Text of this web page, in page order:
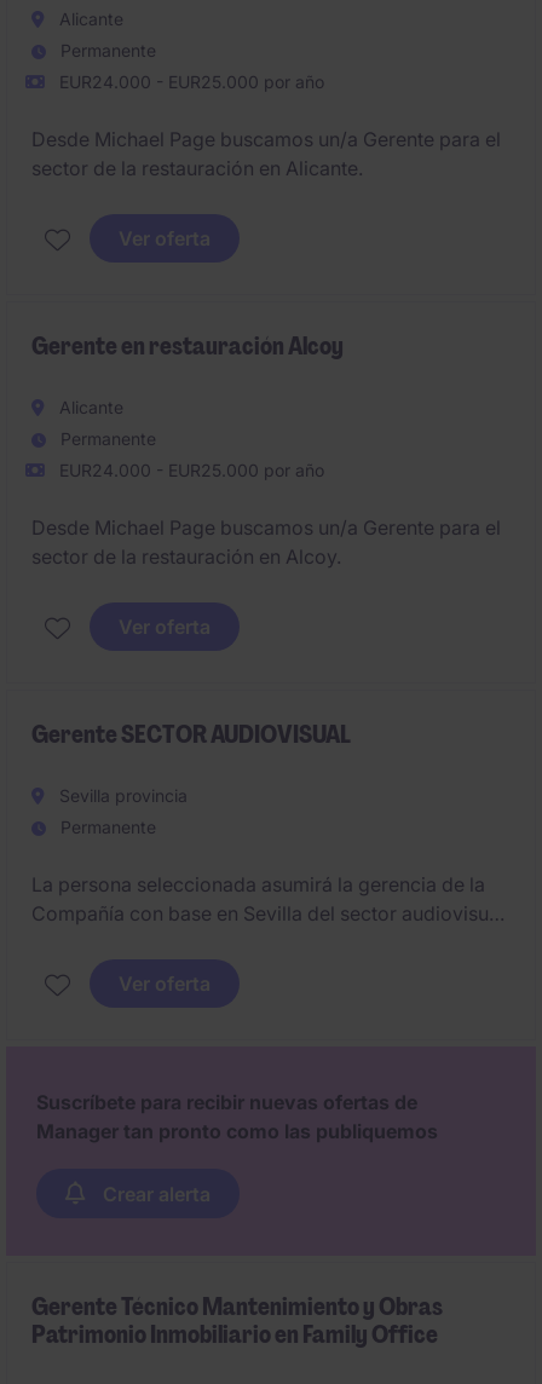
Alicante
Permanente
EUR24.000 - EUR25.000 por año
Desde Michael Page buscamos un/a Gerente para el
sector de la restauración en Alicante.
Ver oferta
Gerente en restauración Alcoy
Alicante
Permanente
EUR24.000 - EUR25.000 por año
Desde Michael Page buscamos un/a Gerente para el
sector de la restauración en Alcoy.
Ver oferta
Gerente SECTOR AUDIOVISUAL
Sevilla provincia
Permanente
La persona seleccionada asumirá la gerencia de la
Compañía con base en Sevilla del sector audiovisual.
una perspectiva integral de negocio, garantizando la
eficiencia operativa, la rentabilidad de los proyectos
los agentes relevantes del sector.
Ver oferta
Suscríbete para recibir nuevas ofertas de
Manager tan pronto como las publiquemos
Crear alerta
Gerente Técnico Mantenimiento y Obras
Patrimonio Inmobiliario en Family Office